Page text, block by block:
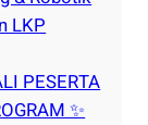
LKP
PESERTA
✨